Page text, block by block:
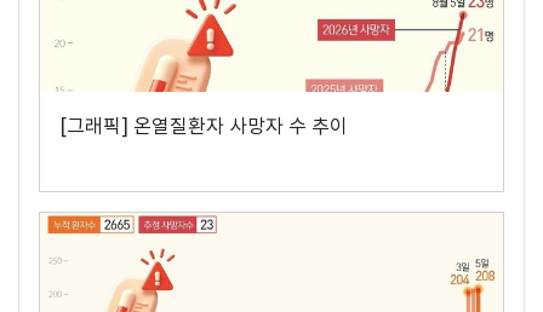
[그래픽] 온열질환자 사망자 수 추이